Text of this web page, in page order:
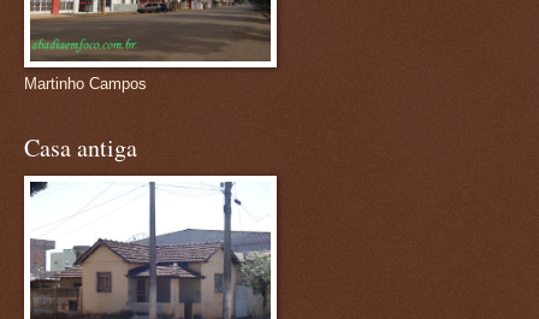
Martinho Campos
Casa antiga